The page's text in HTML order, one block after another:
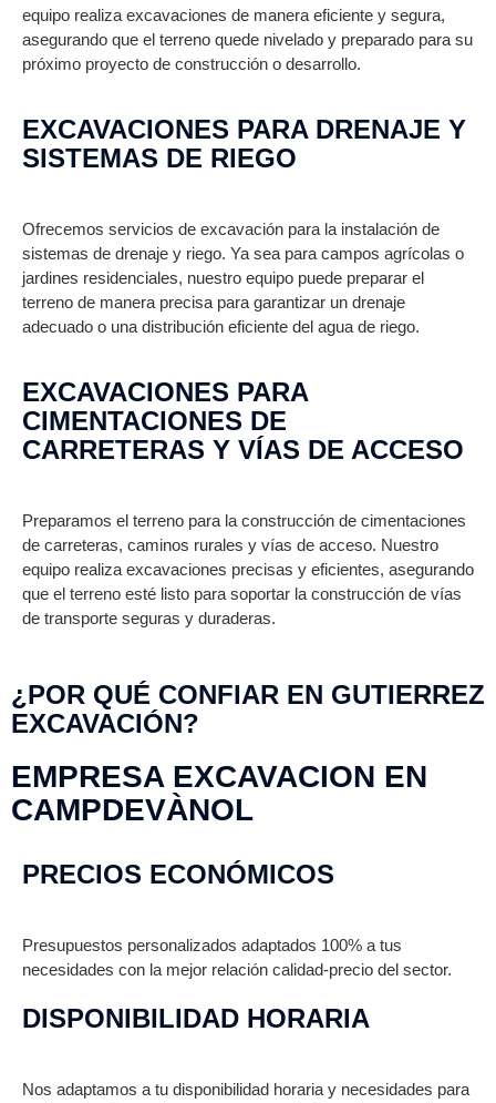
equipo realiza excavaciones de manera eficiente y segura,
asegurando que el terreno quede nivelado y preparado para su
próximo proyecto de construcción o desarrollo.
EXCAVACIONES PARA DRENAJE Y
SISTEMAS DE RIEGO
Ofrecemos servicios de excavación para la instalación de
sistemas de drenaje y riego. Ya sea para campos agrícolas o
jardines residenciales, nuestro equipo puede preparar el
terreno de manera precisa para garantizar un drenaje
adecuado o una distribución eficiente del agua de riego.
EXCAVACIONES PARA
CIMENTACIONES DE
CARRETERAS Y VÍAS DE ACCESO
Preparamos el terreno para la construcción de cimentaciones
de carreteras, caminos rurales y vías de acceso. Nuestro
equipo realiza excavaciones precisas y eficientes, asegurando
que el terreno esté listo para soportar la construcción de vías
de transporte seguras y duraderas.
¿POR QUÉ CONFIAR EN GUTIERREZ
EXCAVACIÓN?
EMPRESA EXCAVACION EN
CAMPDEVÀNOL
PRECIOS ECONÓMICOS
Presupuestos personalizados adaptados 100% a tus
necesidades con la mejor relación calidad-precio del sector.
DISPONIBILIDAD HORARIA
Nos adaptamos a tu disponibilidad horaria y necesidades para